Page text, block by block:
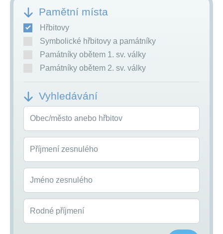
Pamětní místa
Hřbitovy
Symbolické hřbitovy a památníky
Památníky obětem 1. sv. války
Památníky obětem 2. sv. války
Vyhledávání
Obec/město anebo hřbitov
Příjmení zesnulého
Jméno zesnulého
Rodné příjmení